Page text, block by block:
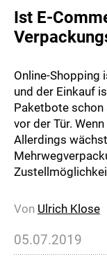
Ist E-
Online-Shopping
und der Einkauf
Paketbote schon
vor der Tür.
Allerdings
Von Ulrich Klose
05.07.2019